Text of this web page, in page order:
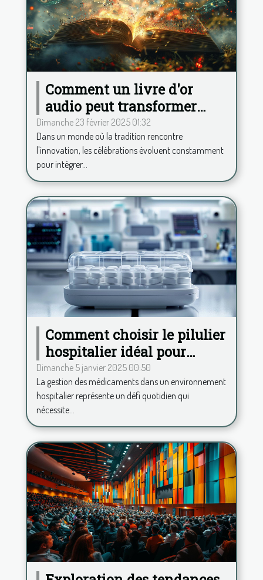
Comment un livre d'or
audio peut transformer
votre célébration
Dimanche 23 février 2025 01:32
Dans un monde où la tradition rencontre
l'innovation, les célébrations évoluent constamment
pour intégrer...
Comment choisir le pilulier
hospitalier idéal pour
améliorer la gestion des
médicaments
Dimanche 5 janvier 2025 00:50
La gestion des médicaments dans un environnement
hospitalier représente un défi quotidien qui
nécessite...